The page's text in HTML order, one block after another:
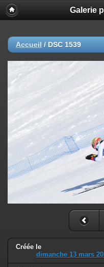
Galerie
Accueil / DSC 1539
Créée le
dimanche 13 mars